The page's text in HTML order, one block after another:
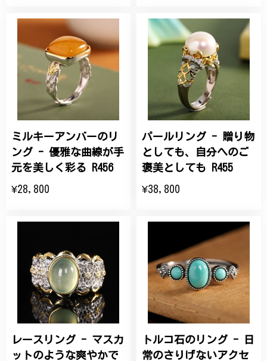
ミルキーアンバーのリ
ング - 優雅な曲線が手
元を美しく彩る R456
¥28,800
パールリング - 贈り物
としても、自分へのご
褒美としても R455
¥38,800
レースリング - マスカ
ットのような爽やかで
トルコ石のリング - 日
常のさりげないアクセ